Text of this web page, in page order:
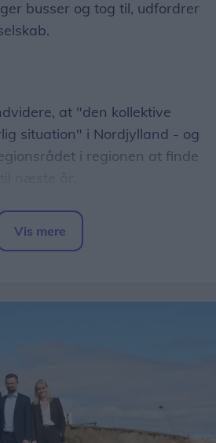
busser og tog til, udfordrer
at "den kollektive
situation" i Nordjylland - og
i regionen at finde
beløb, indleder
Susanne Flydtkjær, inden hun
vi må reducere eller lukke
manglende millioner medføre,
helt - mens andre ruter
skriver mediet.
Vis mere